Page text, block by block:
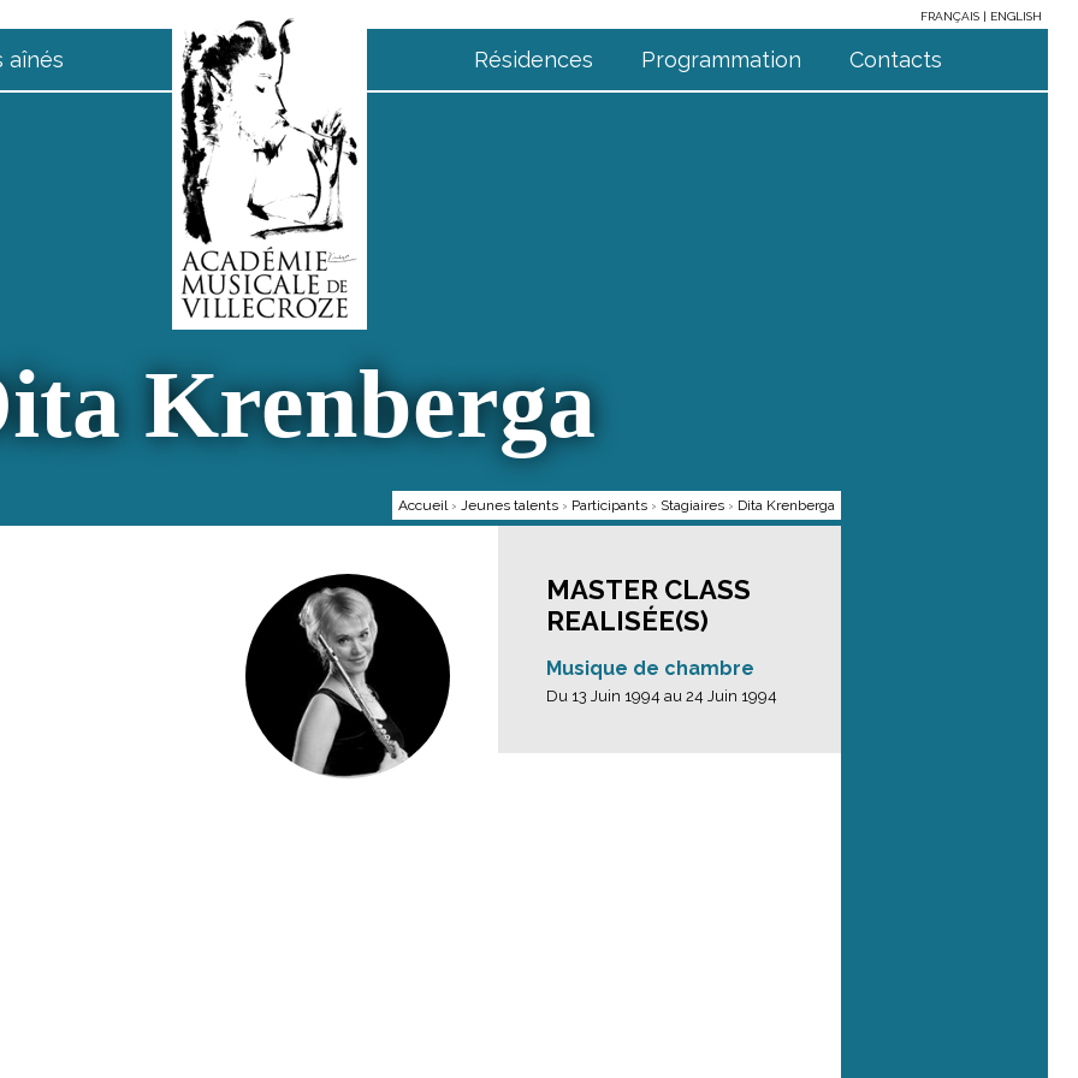
FRANÇAIS
ENGLISH
aînés Résidences Programmation Contacts
Krenberga
Accueil › Jeunes talents › Participants › Stagiaires › Dita Krenberga
MASTER CLASS
REALISÉE(S)
Musique de chambre
Du 13 Juin 1994 au 24 Juin 1994